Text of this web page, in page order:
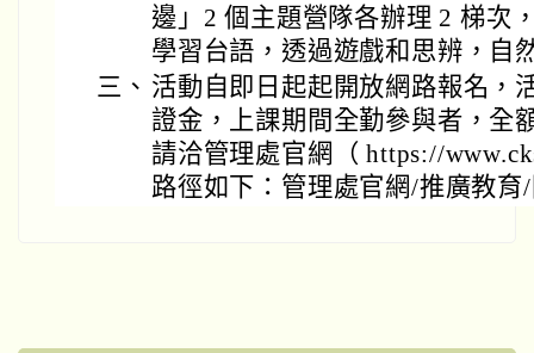
邊」2 個主題營隊各辦理 2 梯次
學習台語，透過遊戲和思辨，自
三、 活動自即日起起開放網路報名，
證金，上課期間全勤參與者，全
請洽管理處官網（ https://
路徑如下：管理處官網/推廣教